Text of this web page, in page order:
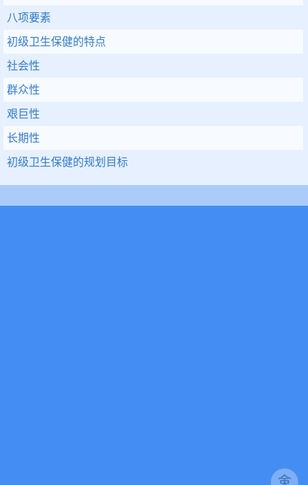
八项要素
初级卫生保健的特点
社会性
群众性
艰巨性
长期性
初级卫生保健的规划目标